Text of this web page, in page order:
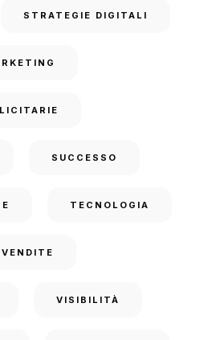
STRATEGIE DIGITALI
SUCCESSO
TECNOLOGIA
VENDITE
VISIBILITÀ